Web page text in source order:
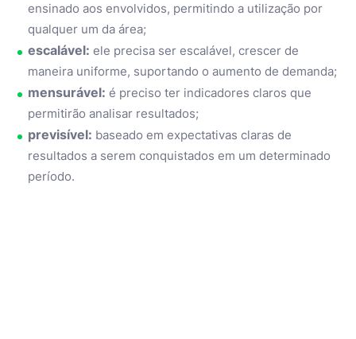
ensinado aos envolvidos, permitindo a utilização por
qualquer um da área;
escalável: ele precisa ser escalável, crescer de
maneira uniforme, suportando o aumento de demanda;
mensurável: é preciso ter indicadores claros que
permitirão analisar resultados;
previsível: baseado em expectativas claras de
resultados a serem conquistados em um determinado
período.